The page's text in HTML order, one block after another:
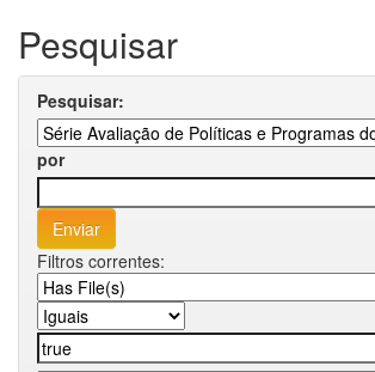
Pesquisar
Pesquisar:
por
Filtros correntes: